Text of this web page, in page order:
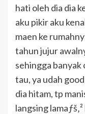
hati oleh dia dia
aku pikir aku
maen ke
tahun jujur
sehingga banyak
tau, ya udah
dia hitam, tp
langsing